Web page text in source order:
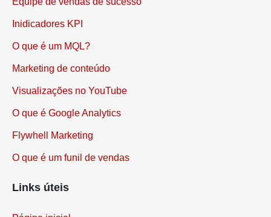
Equipe de vendas de sucesso
Inidicadores KPI
O que é um MQL?
Marketing de conteúdo
Visualizações no YouTube
O que é Google Analytics
Flywhell Marketing
O que é um funil de vendas
Links úteis